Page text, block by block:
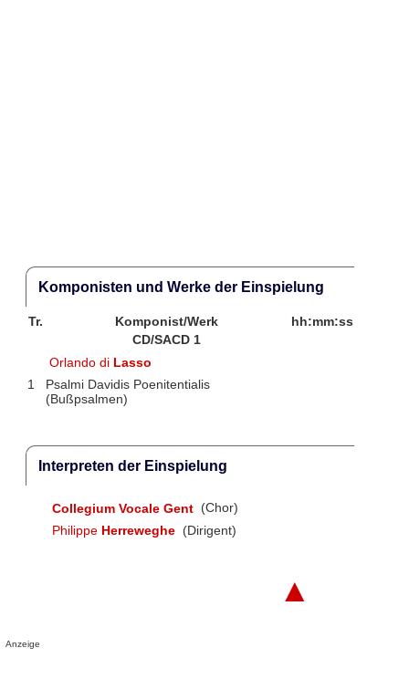
Komponisten und Werke der Einspielung
Tr. Komponist/Werk
hh:mm:ss
CD/SACD 1
Orlando di Lasso
1
Psalmi Davidis Poenitentialis
(Bußpsalmen)
Interpreten der Einspielung
Collegium Vocale Gent (Chor)
Philippe Herreweghe (Dirigent)
▲
Anzeige